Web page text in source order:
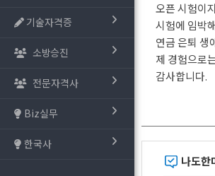
기술자격증
소방승진
전문자격사
Biz실무
한국사
오픈 시험이
시험에 임박
연금 은퇴 생
제 경험으로
감사합니다.
나도한